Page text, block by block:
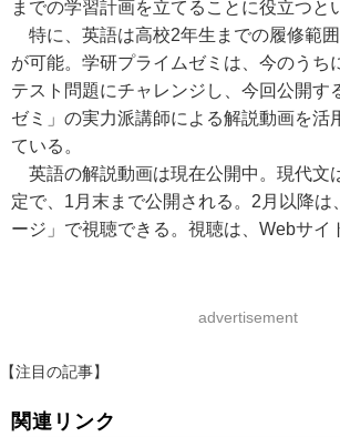
までの学習計画を立てることに役立つと
特に、英語は高校2年生までの履修範
が可能。学研プライムゼミは、今のうち
テスト問題にチャレンジし、今回公開す
ゼミ」の実力派講師による解説動画を活
ている。
英語の解説動画は現在公開中。現代文
定で、1月末まで公開される。2月以降は
ージ」で視聴できる。視聴は、Webサイ
advertisement
【注目の記事】
関連リンク